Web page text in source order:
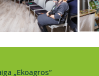
„Ekoagros“